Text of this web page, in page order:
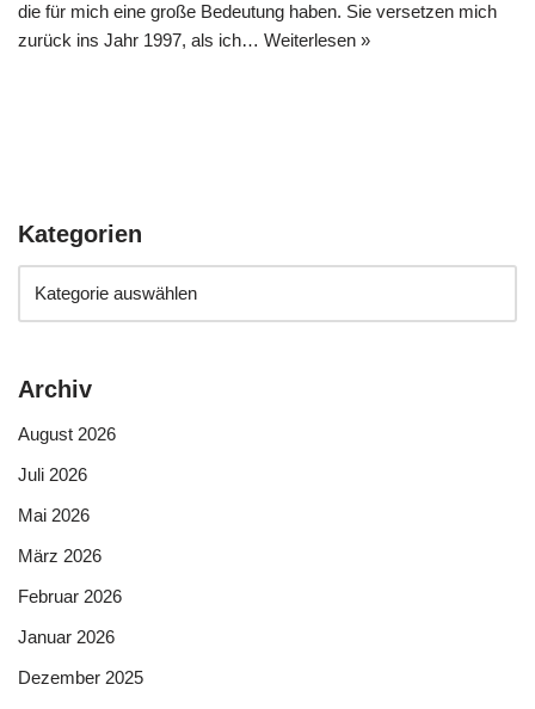
die für mich eine große Bedeutung haben. Sie versetzen mich
zurück ins Jahr 1997, als ich… Weiterlesen »
Kategorien
Archiv
August 2026
Juli 2026
Mai 2026
März 2026
Februar 2026
Januar 2026
Dezember 2025